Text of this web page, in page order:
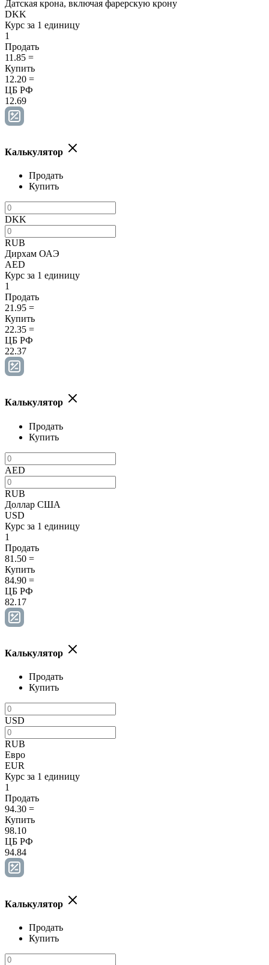
Датская крона, включая фарерскую крону
DKK
Курс за 1 единицу
1
Продать
11.85 =
Купить
12.20 =
ЦБ РФ
12.69
Калькулятор
Продать
Купить
DKK
RUB
Дирхам ОАЭ
AED
Курс за 1 единицу
1
Продать
21.95 =
Купить
22.35 =
ЦБ РФ
22.37
Калькулятор
Продать
Купить
AED
RUB
Доллар США
USD
Курс за 1 единицу
1
Продать
81.50 =
Купить
84.90 =
ЦБ РФ
82.17
Калькулятор
Продать
Купить
USD
RUB
Евро
EUR
Курс за 1 единицу
1
Продать
94.30 =
Купить
98.10
ЦБ РФ
94.84
Калькулятор
Продать
Купить